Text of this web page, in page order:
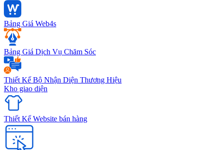
Bảng Giá Web4s
Bảng Giá Dịch Vụ Chăm Sóc
Thiết Kế Bộ Nhận Diện Thương Hiệu
Kho giao diện
Thiết Kế Website bán hàng